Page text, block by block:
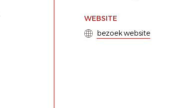
WEBSITE
bezoek website